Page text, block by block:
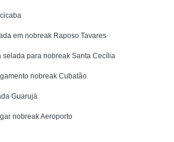
em nobreak Raposo Tavares
selada para nobreak Santa Cecília
nobreak Cubatão
Guarujá
nobreak Aeroporto